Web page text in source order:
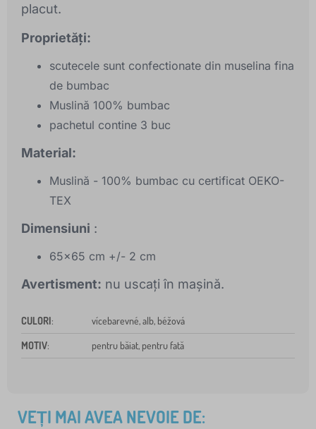
placut.
Proprietăți:
scutecele sunt confectionate din muselina fina
de bumbac
Muslină 100% bumbac
pachetul contine 3 buc
Material:
Muslină - 100% bumbac cu certificat OEKO-
TEX
Dimensiuni :
65x65 cm +/- 2 cm
Avertisment: nu uscați în mașină.
CULORI: vícebarevné, alb, béžová
MOTIV: pentru băiat, pentru fată
VEȚI MAI AVEA NEVOIE DE: